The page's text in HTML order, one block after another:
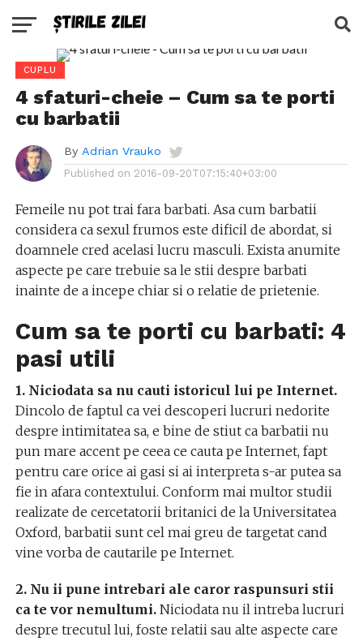
CUPLU
4 sfaturi-cheie – Cum sa te porti
cu barbatii
By Adrian Vrauko
Published on 2016-09-20T07:15:40+03:00
Femeile nu pot trai fara barbati. Asa cum barbatii
considera ca sexul frumos este dificil de abordat, si
doamnele cred acelasi lucru masculi. Exista anumite
aspecte pe care trebuie sa le stii despre barbati
inainte de a incepe chiar si o relatie de prietenie.
Cum sa te porti cu barbati: 4
pasi utili
1. Niciodata sa nu cauti istoricul lui pe Internet.
Dincolo de faptul ca vei descoperi lucruri nedorite
despre intimitatea sa, e bine de stiut ca barbatii nu
pun mare accent pe ceea ce cauta pe Internet, fapt
pentru care orice ai gasi si ai interpreta s-ar putea sa
fie in afara contextului. Conform mai multor studii
realizate de cercetatorii britanici de la Universitatea
Oxford, barbatii sunt cel mai greu de targetat cand
vine vorba de cautarile pe Internet.
2. Nu ii pune intrebari ale caror raspunsuri stii
ca te vor nemultumi.Niciodata nu il intreba lucruri
despre trecutul lui, foste relatii sau alte aspecte care